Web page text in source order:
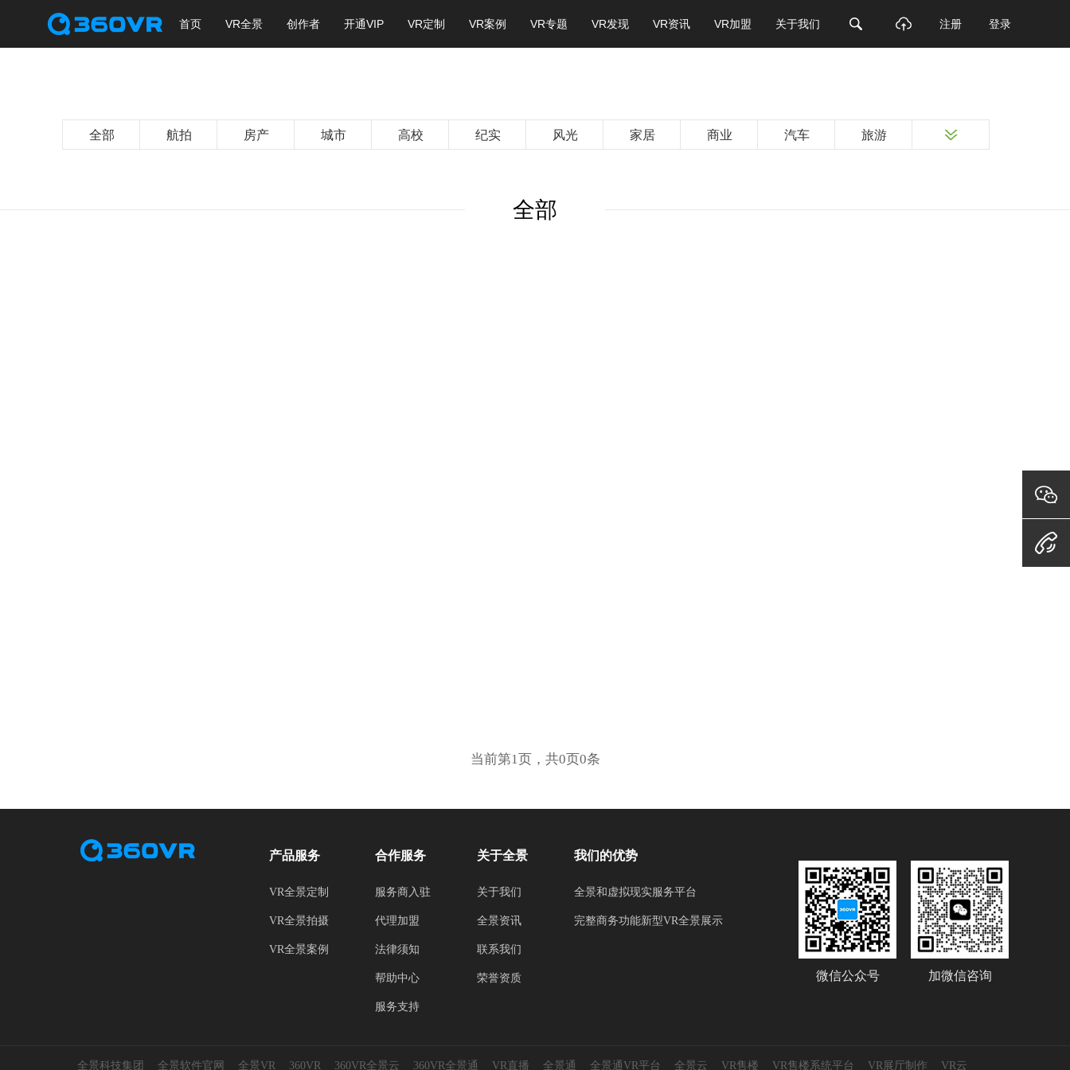
首页 VR全景 创作者 开通VIP VR定制 VR案例 VR专题 VR发现 VR资讯 VR加盟 关于我们 注册 登录
全部 航拍 房产 城市 高校 纪实 风光 家居 商业 汽车 旅游
全部
当前第1页，共0页0条
产品服务
VR全景定制
VR全景拍摄
VR全景案例
合作服务
服务商入驻
代理加盟
法律须知
帮助中心
服务支持
关于全景
关于我们
全景资讯
联系我们
荣誉资质
我们的优势
全景和虚拟现实服务平台
完整商务功能新型VR全景展示
微信公众号 加微信咨询
全景科技集团 全景软件官网 全景VR 360VR 360VR全景云 360VR全景通 VR直播 全景通 全景通VR平台 全景云 VR售楼 VR售楼系统平台 VR展厅制作 VR云